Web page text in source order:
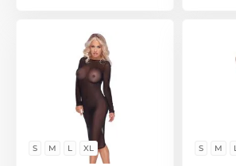
S M L XL S M L